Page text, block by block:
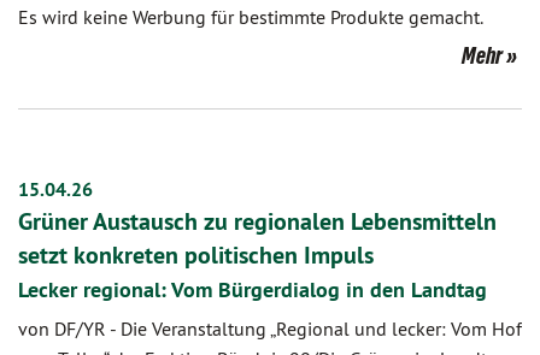
Es wird keine Werbung für bestimmte Produkte gemacht.
Mehr
15.04.26
Grüner Austausch zu regionalen Lebensmitteln
setzt konkreten politischen Impuls
Lecker regional: Vom Bürgerdialog in den Landtag
von DF/YR - Die Veranstaltung „Regional und lecker: Vom Hof